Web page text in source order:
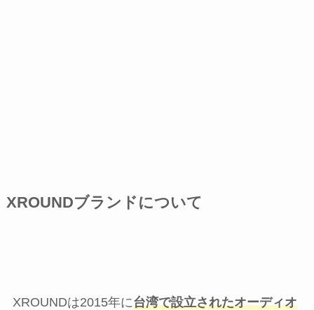
XROUNDブランドについて
XROUNDは2015年に台湾で設立されたオーディオ